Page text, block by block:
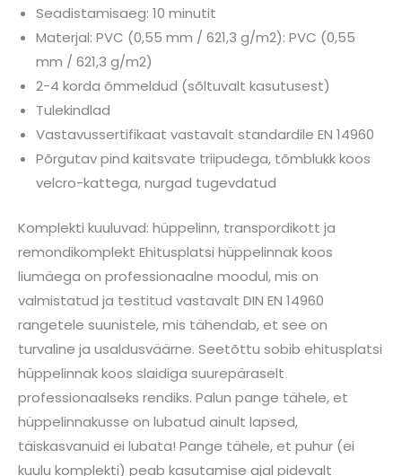
Seadistamisaeg: 10 minutit
Materjal: PVC (0,55 mm / 621,3 g/m2): PVC (0,55
mm / 621,3 g/m2)
2-4 korda õmmeldud (sõltuvalt kasutusest)
Tulekindlad
Vastavussertifikaat vastavalt standardile EN 14960
Põrgutav pind kaitsvate triipudega, tõmblukk koos
velcro-kattega, nurgad tugevdatud
Komplekti kuuluvad: hüppelinn, transpordikott ja
remondikomplekt Ehitusplatsi hüppelinnak koos
liumäega on professionaalne moodul, mis on
valmistatud ja testitud vastavalt DIN EN 14960
rangetele suunistele, mis tähendab, et see on
turvaline ja usaldusväärne. Seetõttu sobib ehitusplatsi
hüppelinnak koos slaidiga suurepäraselt
professionaalseks rendiks. Palun pange tähele, et
hüppelinnakusse on lubatud ainult lapsed,
täiskasvanuid ei lubata! Pange tähele, et puhur (ei
kuulu komplekti) peab kasutamise ajal pidevalt